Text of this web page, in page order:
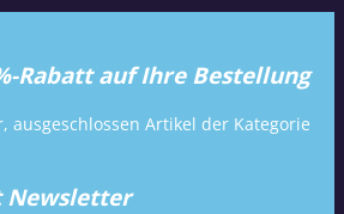
Rabatt auf Ihre Bestellung
ausgeschlossen Artikel der Kategorie
Newsletter